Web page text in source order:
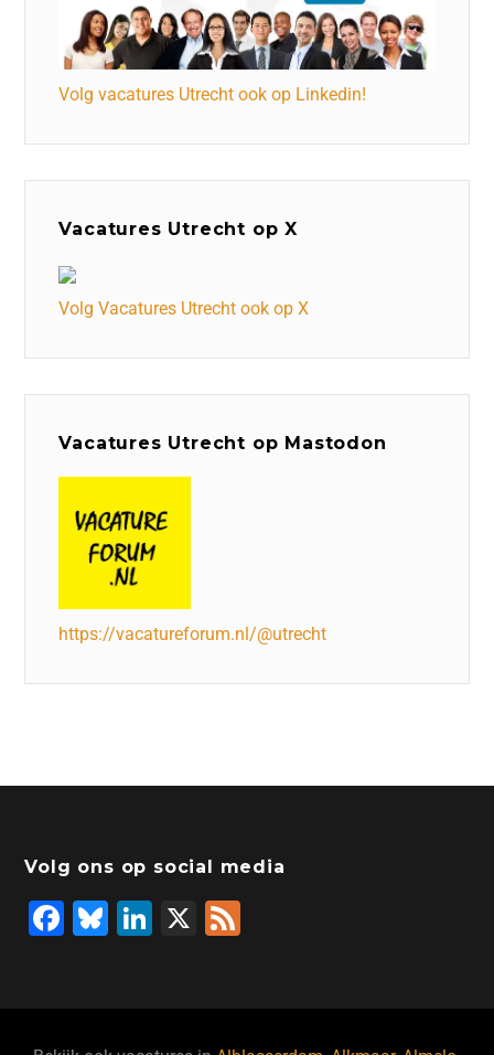
Volg vacatures Utrecht ook op Linkedin!
Vacatures Utrecht op X
Volg Vacatures Utrecht ook op X
Vacatures Utrecht op Mastodon
https://vacatureforum.nl/@utrecht
Volg ons op social media
F
Bl
Li X